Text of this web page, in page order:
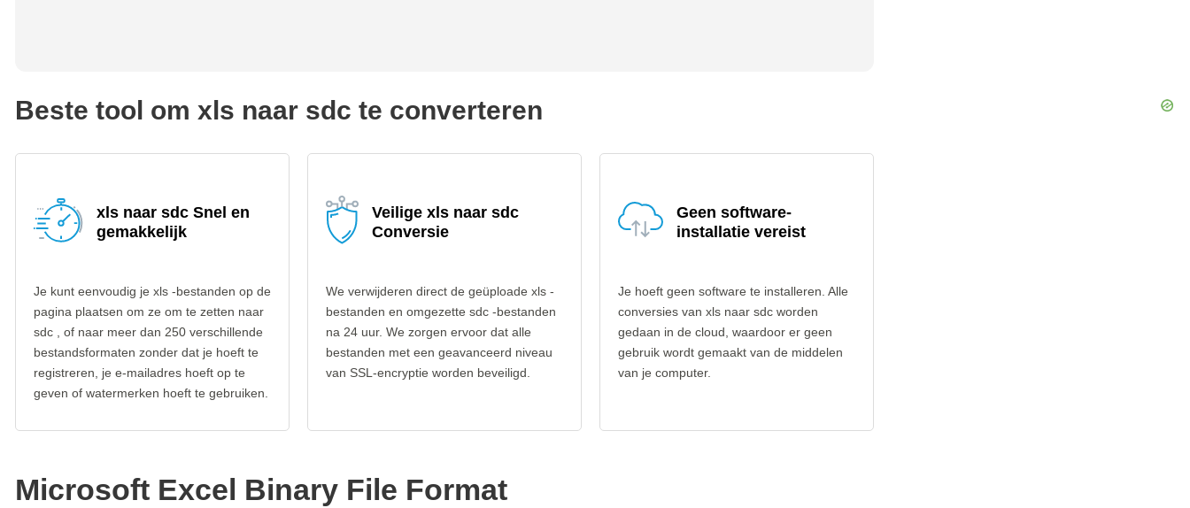
Beste tool om xls naar sdc te converteren
xls naar sdc Snel en
gemakkelijk
Je kunt eenvoudig je xls -bestanden op de
pagina plaatsen om ze om te zetten naar
sdc , of naar meer dan 250 verschillende
bestandsformaten zonder dat je hoeft te
registreren, je e-mailadres hoeft op te
geven of watermerken hoeft te gebruiken.
Veilige xls naar sdc
Conversie
We verwijderen direct de geüploade xls -
bestanden en omgezette sdc -bestanden
na 24 uur. We zorgen ervoor dat alle
bestanden met een geavanceerd niveau
van SSL-encryptie worden beveiligd.
Geen software-
installatie vereist
Je hoeft geen software te installeren. Alle
conversies van xls naar sdc worden
gedaan in de cloud, waardoor er geen
gebruik wordt gemaakt van de middelen
van je computer.
Microsoft Excel Binary File Format